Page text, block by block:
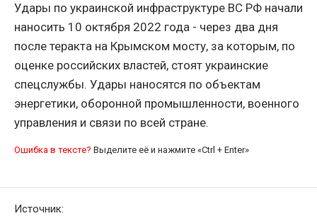
Удары по украинской инфраструктуре ВС РФ начали
наносить 10 октября 2022 года - через два дня
после теракта на Крымском мосту, за которым, по
оценке российских властей, стоят украинские
спецслужбы. Удары наносятся по объектам
энергетики, оборонной промышленности, военного
управления и связи по всей стране.
Ошибка в тексте? Выделите её и нажмите «Ctrl + Enter»
Источник: